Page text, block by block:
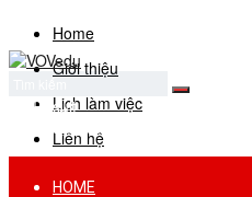
Home
Giới thiệu
Lịch làm việc
Liên hệ
No Result
View All Result
HOME